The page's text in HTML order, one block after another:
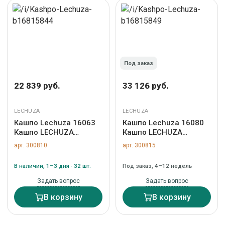
22 839 руб.
LECHUZA
Кашпо Lechuza 16063
Кашпо LECHUZA
Классико 35 LS
Антрацит с системой
горшком арт. ZN-
300810
арт. 300810
В наличии, 1–3 дня · 32 шт.
Задать вопрос
В корзину
Под заказ
33 126 руб.
LECHUZA
Кашпо Lechuza 16080
Кашпо LECHUZA
Классико 43 LS Белое с
системой полива и
ZN-300815
арт. 300815
Под заказ, 4–12 недель
Задать вопрос
В корзину